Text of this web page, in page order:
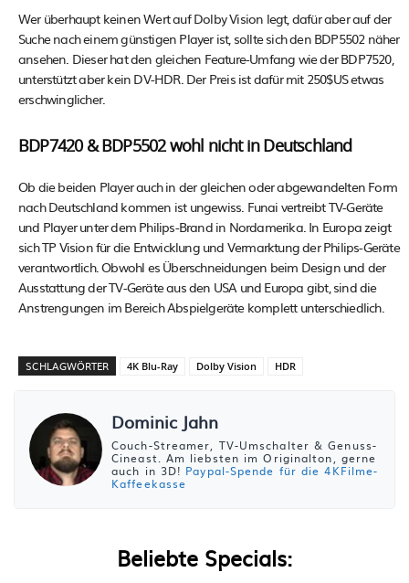
Wer überhaupt keinen Wert auf Dolby Vision legt, dafür aber auf der
Suche nach einem günstigen Player ist, sollte sich den BDP5502 näher
ansehen. Dieser hat den gleichen Feature-Umfang wie der BDP7520,
unterstützt aber kein DV-HDR. Der Preis ist dafür mit 250$US etwas
erschwinglicher.
BDP7420 & BDP5502 wohl nicht in Deutschland
Ob die beiden Player auch in der gleichen oder abgewandelten Form
nach Deutschland kommen ist ungewiss. Funai vertreibt TV-Geräte
und Player unter dem Philips-Brand in Nordamerika. In Europa zeigt
sich TP Vision für die Entwicklung und Vermarktung der Philips-Geräte
verantwortlich. Obwohl es Überschneidungen beim Design und der
Ausstattung der TV-Geräte aus den USA und Europa gibt, sind die
Anstrengungen im Bereich Abspielgeräte komplett unterschiedlich.
SCHLAGWÖRTER 4K Blu-Ray Dolby Vision HDR
Dominic Jahn
Couch-Streamer, TV-Umschalter & Genuss-
Cineast. Am liebsten im Originalton, gerne
auch in 3D! Paypal-Spende für die 4KFilme-
Kaffeekasse
Beliebte Specials: